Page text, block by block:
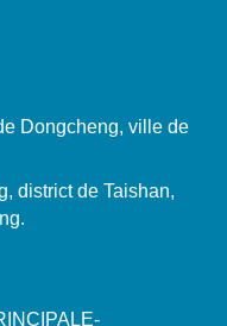
Dongcheng, ville de
district de Taishan,
-